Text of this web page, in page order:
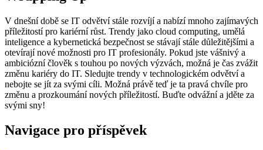
V dnešní době se IT odvětví stále rozvíjí a nabízí mnoho zajímavých
příležitostí pro kariérní růst. Trendy jako cloud computing, umělá
inteligence a kybernetická bezpečnost se stávají stále důležitějšími a
otevírají nové možnosti pro IT profesionály. Pokud jste vášnivý a
ambiciózní člověk s touhou po nových výzvách, možná je čas zvážit
změnu kariéry do IT. Sledujte trendy v technologickém odvětví a
nebojte se jít za svými cíli. Možná právě teď je ta pravá chvíle pro
změnu a prozkoumání nových příležitostí. Buďte odvážní a jděte za
svými sny!
Navigace pro příspěvek